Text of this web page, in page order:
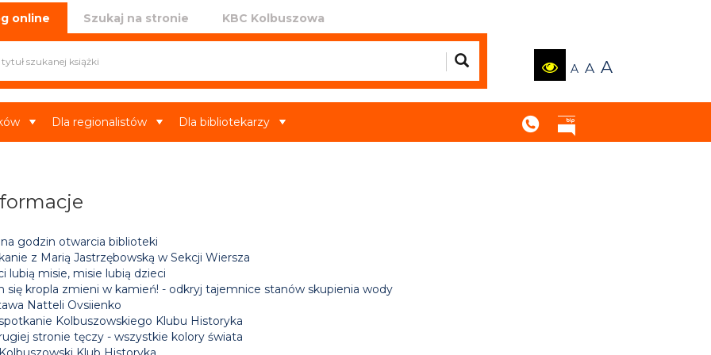
w Kolbuszowej
online Szukaj na stronie KBC Kolbuszowa
A A A
Dla regionalistów Dla bibliotekarzy
godzin otwarcia biblioteki
z Marią Jastrzębowską w Sekcji Wiersza
lubią misie, misie lubią dzieci
się kropla zmieni w kamień! - odkryj tajemnice stanów skupienia wody
Natteli Ovsiienko
Kolbuszowskiego Klubu Historyka
stronie tęczy - wszystkie kolory świata